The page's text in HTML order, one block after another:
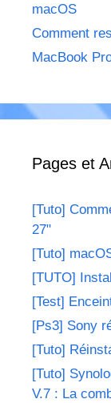
macOS
Comment
MacBook
Pages et
[Tuto]
27"
[Tuto]
[TUTO]
[Test]
[Ps3] Sony
[Tuto]
[Tuto]
V.7 : La